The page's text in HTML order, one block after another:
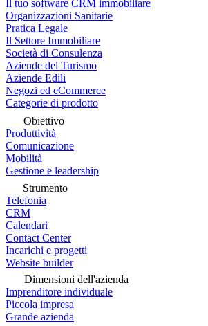
Il tuo software CRM immobiliare
Organizzazioni Sanitarie
Pratica Legale
Il Settore Immobiliare
Società di Consulenza
Aziende del Turismo
Aziende Edili
Negozi ed eCommerce
Categorie di prodotto
Obiettivo
Produttività
Comunicazione
Mobilità
Gestione e leadership
Strumento
Telefonia
CRM
Calendari
Contact Center
Incarichi e progetti
Website builder
Dimensioni dell'azienda
Imprenditore individuale
Piccola impresa
Grande azienda